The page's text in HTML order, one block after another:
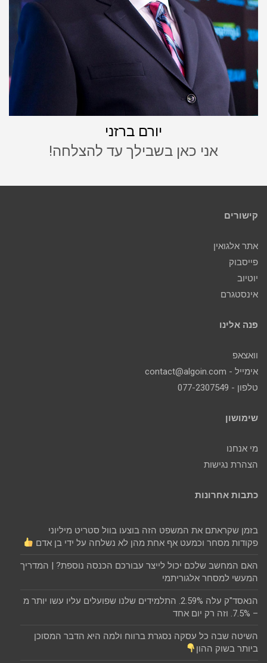
יורם ברזני
אני כאן בשבילך עד להצלחה!
קישורים
אתר אלגואין
פייסבוק
יוטיוב
אינסטגרם
פנה אלינו
וואצאפ
אימייל - contact@algoin.com
טלפון - 077-2307549
שימושון
מי אנחנו
הצהרת נגישות
כתבות אחרונות
בזמן שקראתם את המשפט הזה בוצעו בוול סטריט מיליוני
פקודות מסחר וכמעט אף אחת מהן לא נשלחה על ידי בן אדם
האם המחשב שלכם יכול לייצר עבורכם הכנסה נוספת? | המדריך
המעשי למסחר אלגוריתמי
הנאסד"ק עלה 2.59%. התלמידים שלנו שפועלים עליו עשו יותר מ
– 7.5%. וזה רק יום אחד
השיטה שבה כל עסקה נסגרת ברווח ולמה היא הדבר המסוכן
ביותר בשוק ההון